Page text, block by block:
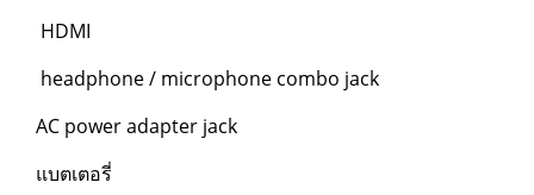
HDMI
headphone / microphone combo jack
AC power adapter jack
แบตเตอรี่